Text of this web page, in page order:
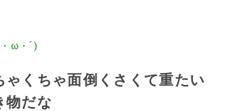
ω・´)
くちゃ面倒くさくて重たい
物だな